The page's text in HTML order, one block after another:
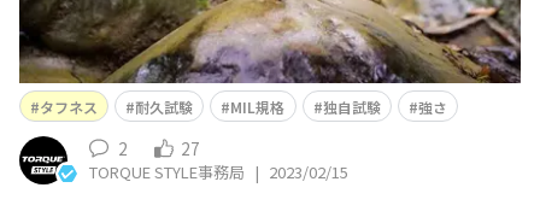
タフネス 耐久試験 MIL規格 独自試験 強さ
2 27
TORQUE STYLE事務局 | 2023/02/15